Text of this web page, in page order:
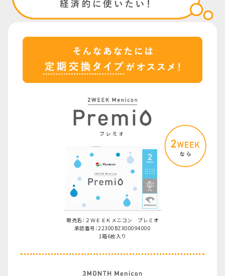
販売名：２ＷＥＥＫメニコン プレミオ
承認番号：22300BZX00094000
1箱6枚入り